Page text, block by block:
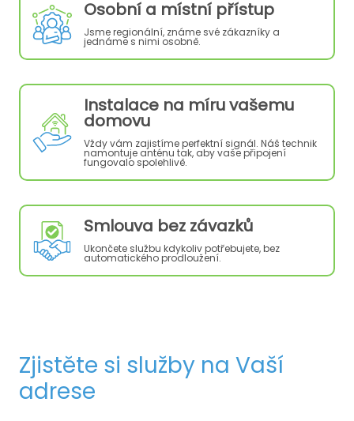
Osobní a místní přístup
Jsme regionální, známe své zákazníky a
jednáme s nimi osobně.
Instalace na míru vašemu
domovu
Vždy vám zajistíme perfektní signál. Náš technik
namontuje anténu tak, aby vaše připojení
fungovalo spolehlivě.
Smlouva bez závazků
Ukončete službu kdykoliv potřebujete, bez
automatického prodloužení.
Zjistěte si služby na Vaší
adrese